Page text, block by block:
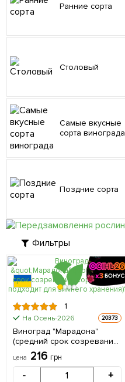
Ранние сорта
Столовый
Самые вкусные
сорта винограда
Поздние сорта
Фильтры
1
На Осень-2026 20373
Виноград "Марадона"
(средний срок созревания,
сорт хорошо подходит для
зимнего хранения) 1
саженец в упаковке
цена 216 грн
- +